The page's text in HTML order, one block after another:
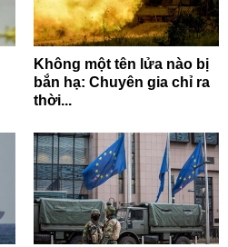
Không một tên lửa nào bị
bắn hạ: Chuyên gia chỉ ra
thời...